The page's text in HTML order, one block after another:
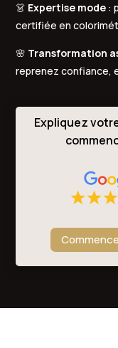
👗 Expertise mode :
certifiée en
🌸 Transformation
reprenez confiance,
Expliquez